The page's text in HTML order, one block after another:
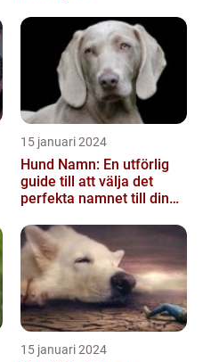
15 januari 2024
Hund Namn: En utförlig
guide till att välja det
perfekta namnet till din
15 januari 2024